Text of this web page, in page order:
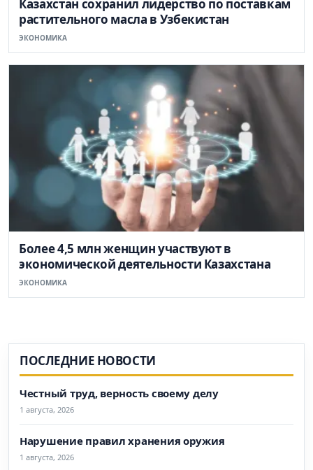
Казахстан сохранил лидерство по поставкам
растительного масла в Узбекистан
ЭКОНОМИКА
Более 4,5 млн женщин участвуют в
экономической деятельности Казахстана
ЭКОНОМИКА
ПОСЛЕДНИЕ НОВОСТИ
Честный труд, верность своему делу
1 августа, 2026
Нарушение правил хранения оружия
1 августа, 2026